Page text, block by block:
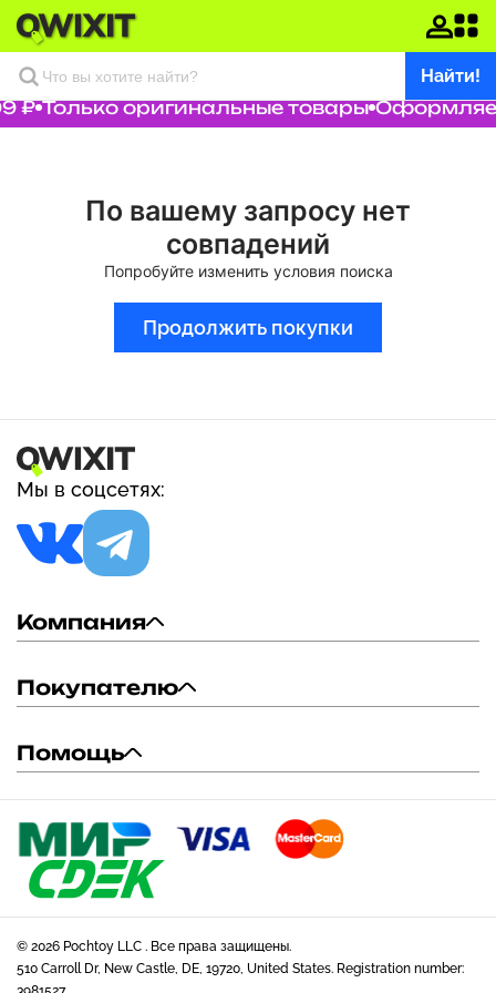
Найти!
₽ Только оригинальные товары
По вашему запросу нет
совпадений
Попробуйте изменить условия поиска
Продолжить покупки
Мы в соцсетях:
Компания
Покупателю
Помощь
© 2026 Pochtoy LLC . Все права защищены.
510 Carroll Dr, New Castle, DE, 19720, United States. Registration number: